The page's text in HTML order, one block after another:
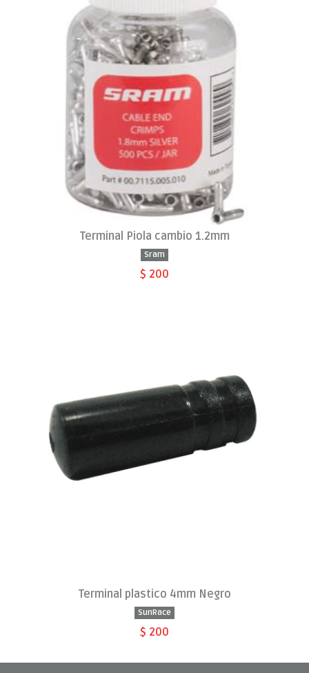
Terminal Piola cambio 1.2mm
Sram
$ 200
Terminal plastico 4mm Negro
SunRace
$ 200